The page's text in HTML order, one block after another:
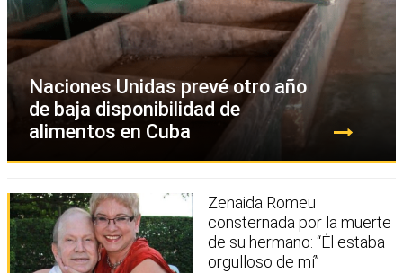
Naciones Unidas prevé otro año
de baja disponibilidad de
alimentos en Cuba
Zenaida Romeu
consternada por la muerte
de su hermano: “Él estaba
orgulloso de mí”